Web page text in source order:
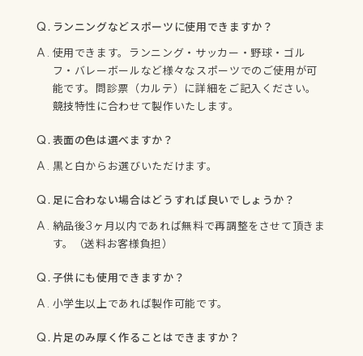
ランニングなどスポーツに使用できますか？
使用できます。ランニング・サッカー・野球・ゴル
フ・バレーボールなど様々なスポーツでのご使用が可
能です。問診票（カルテ）に詳細をご記入ください。
競技特性に合わせて製作いたします。
表面の色は選べますか？
黒と白からお選びいただけます。
足に合わない場合はどうすれば良いでしょうか？
納品後3ヶ月以内であれば無料で再調整をさせて頂きま
す。（送料お客様負担）
子供にも使用できますか？
小学生以上であれば製作可能です。
片足のみ厚く作ることはできますか？